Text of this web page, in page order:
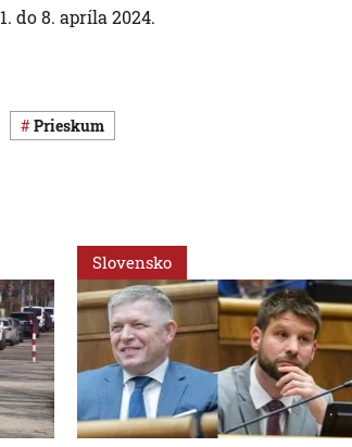
do 8. apríla 2024.
prieskum
Slovensko